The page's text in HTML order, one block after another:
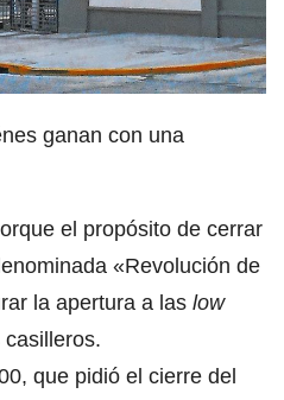
ganan con una
el propósito de cerrar
«Revolución de
la apertura a las low
que pidió el cierre del